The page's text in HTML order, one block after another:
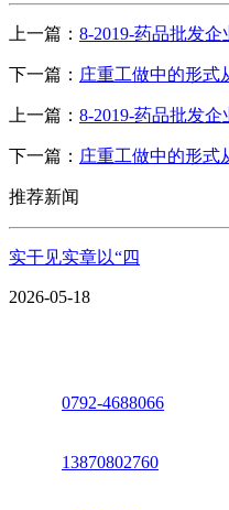
上一篇： 8-2019-药品批发
下一篇： 庄重工做中的形式
上一篇： 8-2019-药品批发
下一篇： 庄重工做中的形式
推荐新闻
实干见实章以“四
2026-05-18
0792-4688066
13870802760